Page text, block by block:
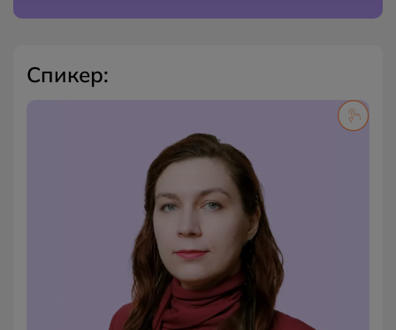
Спикер:
Терапевт по методу символдрамы
Член Национальной ассоциации для развития арт–
терапевтической науки и практики "Арт-
терапевтическая ассоциация"
Член ассоциации МОО СРС КИП
Соруководитель курса "Арт–терапия в
психологическом консультировании"